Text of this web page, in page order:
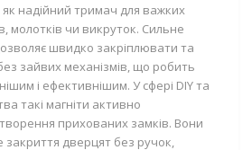
як надійний тримач для важких
молотків чи викруток. Сильне
швидко закріплювати та
зайвих механізмів, що робить
і ефективнішим. У сфері DIY та
такі магніти активно
прихованих замків. Вони
дверцят без ручок,